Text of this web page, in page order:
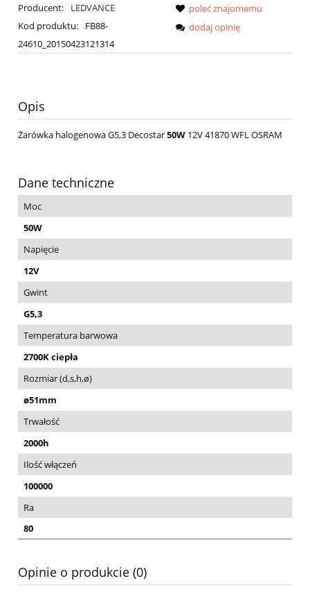
Producent:
LEDVANCE
Kod produktu:
FB88-
24610_20150423121314
poleć znajomemu
dodaj opinię
Opis
Żarówka halogenowa G5,3 Decostar50W 12V 41870 WFL OSRAM
Dane techniczne
Moc
50W
Napięcie
12V
Gwint
G5,3
Temperatura barwowa
2700K ciepła
Rozmiar (d,s,h,ø)
ø51mm
Trwałość
2000h
Ilość włączeń
100000
Ra
80
Opinie o produkcie (0)